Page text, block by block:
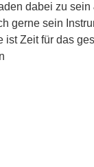
dabei zu sein
gerne sein
ist Zeit für das